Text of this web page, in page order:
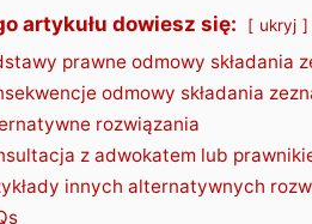
artykułu dowiesz się: ukryj
prawne odmowy składania
odmowy składania
rozwiązania
z adwokatem lub
innych alternatywnych